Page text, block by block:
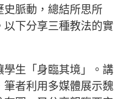
史脈動，總結所思所
下分享三種教法的實
生「身臨其境」。講
者利用多媒體展示魏